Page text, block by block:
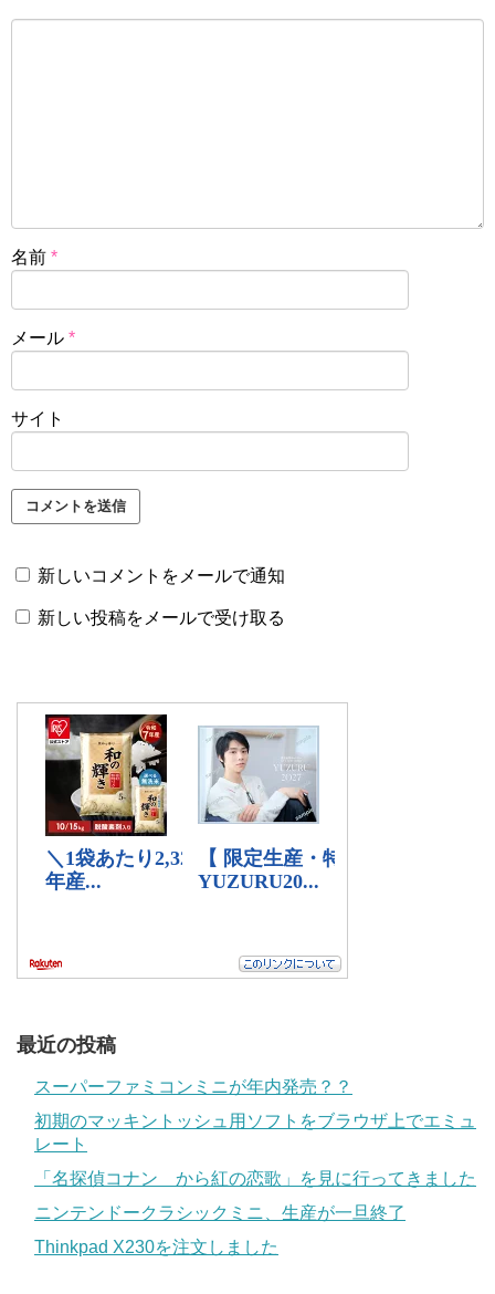
名前 *
メール *
サイト
新しいコメントをメールで通知
新しい投稿をメールで受け取る
最近の投稿
スーパーファミコンミニが年内発売？？
初期のマッキントッシュ用ソフトをブラウザ上でエミュ
レート
「名探偵コナン から紅の恋歌」を見に行ってきました
ニンテンドークラシックミニ、生産が一旦終了
Thinkpad X230を注文しました